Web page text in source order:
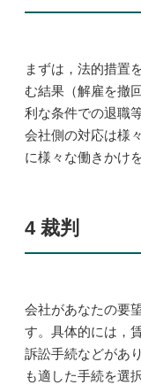
まずは，法的措置
む結果（解雇を撤
利な条件での退職
会社側の対応は様
に様々な働きかけ
4 裁判
会社があなたの要
す。具体的には，
訴訟手続などがあ
も適した手続を選